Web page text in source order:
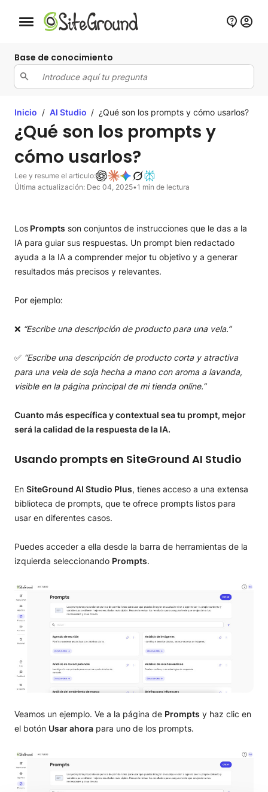
Botón de navegación móvil
Base de conocimiento
Inicio / AI Studio / ¿Qué son los prompts y cómo usarlos?
¿Qué son los prompts y
cómo usarlos?
Lee y resume el articulo:
Última actualización: Dec 04, 2025•1 min de lectura
Los Prompts son conjuntos de instrucciones que le das a la
IA para guiar sus respuestas. Un prompt bien redactado
ayuda a la IA a comprender mejor tu objetivo y a generar
resultados más precisos y relevantes.
Por ejemplo:
❌ “Escribe una descripción de producto para una vela.”
✅ “Escribe una descripción de producto corta y atractiva
para una vela de soja hecha a mano con aroma a lavanda,
visible en la página principal de mi tienda online.”
Cuanto más específica y contextual sea tu prompt, mejor
será la calidad de la respuesta de la IA.
Usando prompts en SiteGround AI Studio
En SiteGround AI Studio Plus, tienes acceso a una extensa
biblioteca de prompts, que te ofrece prompts listos para
usar en diferentes casos.
Puedes acceder a ella desde la barra de herramientas de la
izquierda seleccionando Prompts.
Veamos un ejemplo. Ve a la página de Prompts y haz clic en
el botón Usar ahora para uno de los prompts.